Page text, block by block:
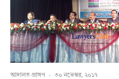
আদালত প্রাঙ্গণ · ৩০ নভেম্বর, ২০১৭